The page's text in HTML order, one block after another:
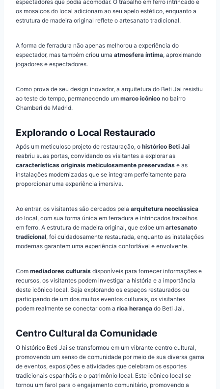
espectadores que podia acomodar. O trabalho em ferro intrincado e
os mosaicos do local adicionam ao seu apelo estético, enquanto a
estrutura de madeira original reflete o artesanato tradicional.
A forma de ferradura não apenas melhorou a experiência do
espectador, mas também criou uma atmosfera íntima, aproximando
jogadores e espectadores.
Como prova de seu design inovador, a arquitetura do Beti Jai resistiu
ao teste do tempo, permanecendo um marco icônico no bairro
Chamberí de Madrid.
Explorando o Local Restaurado
Após um meticuloso projeto de restauração, o histórico Beti Jai
reabriu suas portas, convidando os visitantes a explorar as
características originais meticulosamente preservadas e as
instalações modernizadas que se integram perfeitamente para
proporcionar uma experiência imersiva.
Ao entrar, os visitantes são cercados pela arquitetura neoclássica
do local, com sua forma única em ferradura e intrincados trabalhos
em ferro. A estrutura de madeira original, que exibe um artesanato
tradicional, foi cuidadosamente restaurada, enquanto as instalações
modernas garantem uma experiência confortável e envolvente.
Com mediadores culturais disponíveis para fornecer informações e
recursos, os visitantes podem investigar a história e a importância
deste icônico local. Seja explorando os espaços restaurados ou
participando de um dos muitos eventos culturais, os visitantes
podem realmente se conectar com a rica herança do Beti Jai.
Centro Cultural da Comunidade
O histórico Beti Jai se transformou em um vibrante centro cultural,
promovendo um senso de comunidade por meio de sua diversa gama
de eventos, exposições e atividades que celebram os esportes
tradicionais espanhóis e o patrimônio local. Este icônico local se
tornou um farol para o engajamento comunitário, promovendo a